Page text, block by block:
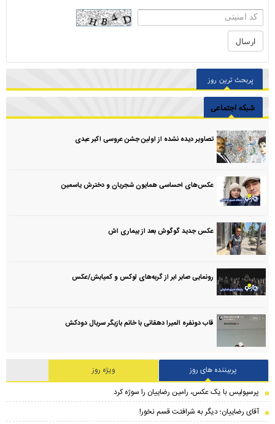
پربحث ترین روز
شبکه اجتماعی
تصاویر دیده نشده از اولین جشن عروسی اکبر عبدی
عکس‌های احساسی همایون شجریان و دخترش یاسمین
عکس جدید گوگوش بعد از بیماری اش
رونمایی صابر ابر از گربه‌های لوکس و کمیابش/عکس
قاب دونفره المیرا دهقانی با خانم بازیگر سریال دودکش
پربیننده های روز
ویژه روز
پرسپولیس با یک عکس، رامین رضاییان را سوژه کرد
آقای رضاییان؛ دیگر به شرافتت قسم نخور!